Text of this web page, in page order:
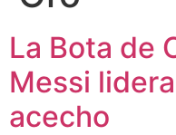
La Bota de
Messi
acecho